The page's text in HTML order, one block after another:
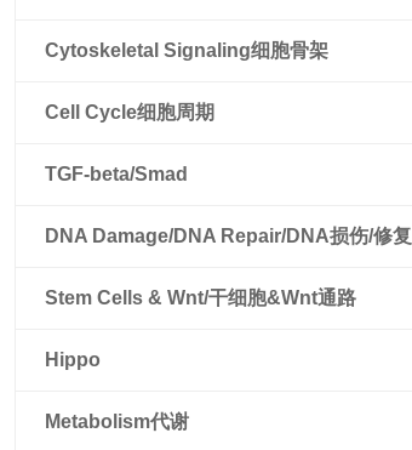
Cytoskeletal Signaling细胞骨架
Cell Cycle细胞周期
TGF-beta/Smad
DNA Damage/DNA Repair/DNA损伤/修复
Stem Cells & Wnt/干细胞&Wnt通路
Hippo
Metabolism代谢